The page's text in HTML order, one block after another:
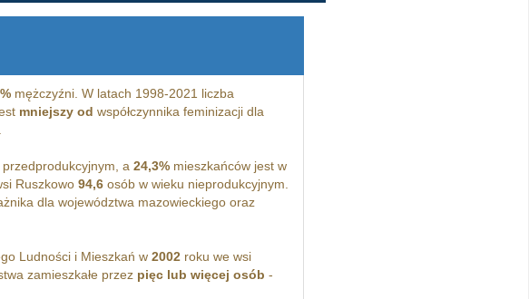
mężczyźni. W latach 1998-2021 liczba
mniejszy od współczynnika feminizacji dla
a 24,3%mieszkańców jest w
Ruszkowo 94,6osób w wieku nieprodukcyjnym.
dla województwa mazowieckiego oraz
Ludności i Mieszkań w 2002roku we wsi
zamieszkałe przez pięc lub więcej osób -